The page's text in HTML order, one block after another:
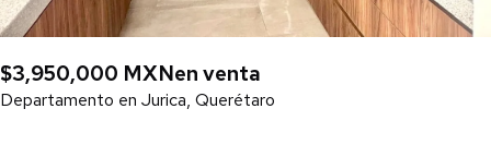
$3,950,000 MXNen venta
Departamento en Jurica, Querétaro